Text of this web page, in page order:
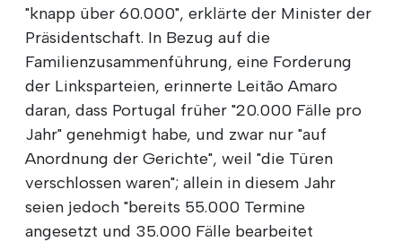
"knapp über 60.000", erklärte der Minister der
Präsidentschaft. In Bezug auf die
Familienzusammenführung, eine Forderung
der Linksparteien, erinnerte Leitão Amaro
daran, dass Portugal früher "20.000 Fälle pro
Jahr" genehmigt habe, und zwar nur "auf
Anordnung der Gerichte", weil "die Türen
verschlossen waren"; allein in diesem Jahr
seien jedoch "bereits 55.000 Termine
angesetzt und 35.000 Fälle bearbeitet